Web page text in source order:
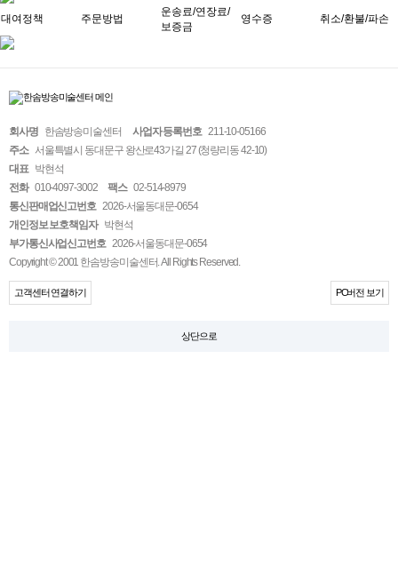
대여정책 주문방법
운송료/연장료/
보증금
영수증 취소/환불/파손
회사명 한솜방송미술센터 사업자 등록번호 211-10-05166
주소 서울특별시 동대문구 왕산로43가길 27 (청량리동 42-10)
대표 박현석
전화 010-4097-3002 팩스 02-514-8979
통신판매업신고번호 2026-서울동대문-0654
개인정보 보호책임자 박현석
부가통신사업신고번호 2026-서울동대문-0654
Copyright © 2001 한솜방송미술센터. All Rights Reserved.
고객센터 연결하기 PC버전 보기
상단으로